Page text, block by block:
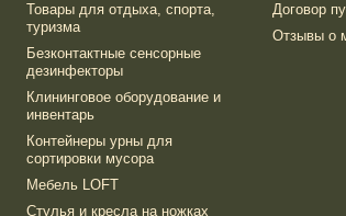
Товары для отдыха, спорта,
туризма
Безконтактные сенсорные
дезинфекторы
Клининговое оборудование и
инвентарь
Контейнеры урны для
сортировки мусора
Мебель LOFT
Стулья и кресла на ножках
Договор
Отзывы о